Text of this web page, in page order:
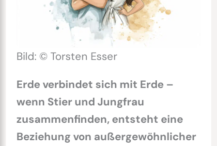
Bild: © Torsten Esser
Erde verbindet sich mit Erde –
wenn Stier und Jungfrau
zusammenfinden, entsteht eine
Beziehung von außergewöhnlicher